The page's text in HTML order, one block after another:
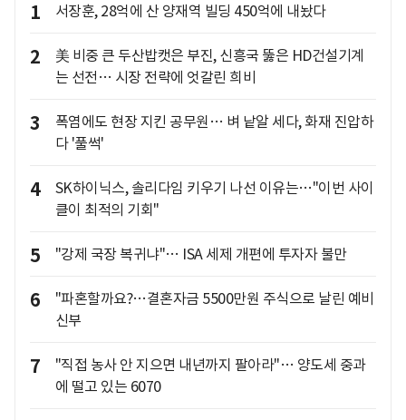
1 서장훈, 28억에 산 양재역 빌딩 450억에 내놨다
2
美 비중 큰 두산밥캣은 부진, 신흥국 뚫은 HD건설기계
는 선전… 시장 전략에 엇갈린 희비
3
폭염에도 현장 지킨 공무원… 벼 낱알 세다, 화재 진압하
다 '풀썩'
4
SK하이닉스, 솔리다임 키우기 나선 이유는…"이번 사이
클이 최적의 기회"
5 "강제 국장 복귀냐"… ISA 세제 개편에 투자자 불만
6
"파혼할까요?…결혼자금 5500만원 주식으로 날린 예비
신부
7
"직접 농사 안 지으면 내년까지 팔아라"… 양도세 중과
에 떨고 있는 6070